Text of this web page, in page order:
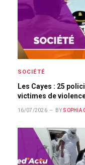
SOCIÉTÉ
Les Cayes : 25
victimes de
16/07/2026 BY SOPHIA